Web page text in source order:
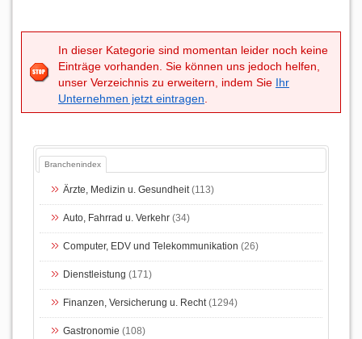
In dieser Kategorie sind momentan leider noch keine
Einträge vorhanden. Sie können uns jedoch helfen,
unser Verzeichnis zu erweitern, indem Sie Ihr
Unternehmen jetzt eintragen
Branchenindex
Ärzte, Medizin u. Gesundheit(113)
Auto, Fahrrad u. Verkehr (34)
Computer, EDV und Telekommunikation (26)
Dienstleistung (171)
Finanzen, Versicherung u. Recht(1294)
Gastronomie (108)